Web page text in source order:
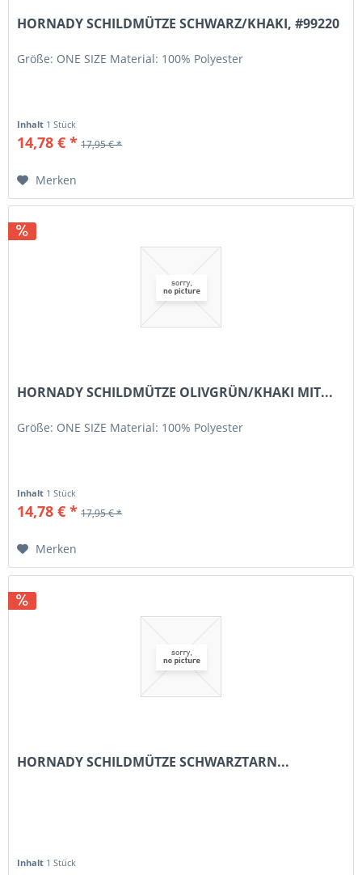
HORNADY SCHILDMÜTZE SCHWARZ/KHAKI, #99220
Größe: ONE SIZE Material: 100% Polyester
Inhalt 1 Stück
14,78 € * 17,95 € *
Merken
HORNADY SCHILDMÜTZE OLIVGRÜN/KHAKI MIT...
Größe: ONE SIZE Material: 100% Polyester
Inhalt 1 Stück
14,78 € * 17,95 € *
Merken
HORNADY SCHILDMÜTZE SCHWARZTARN...
Inhalt 1 Stück